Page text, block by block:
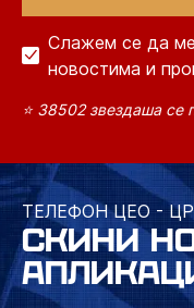
Слажем се да ме
новостима и
⭐ 38502 звездаша се
ТЕЛЕФОН ЦЕО -
СКИНИ